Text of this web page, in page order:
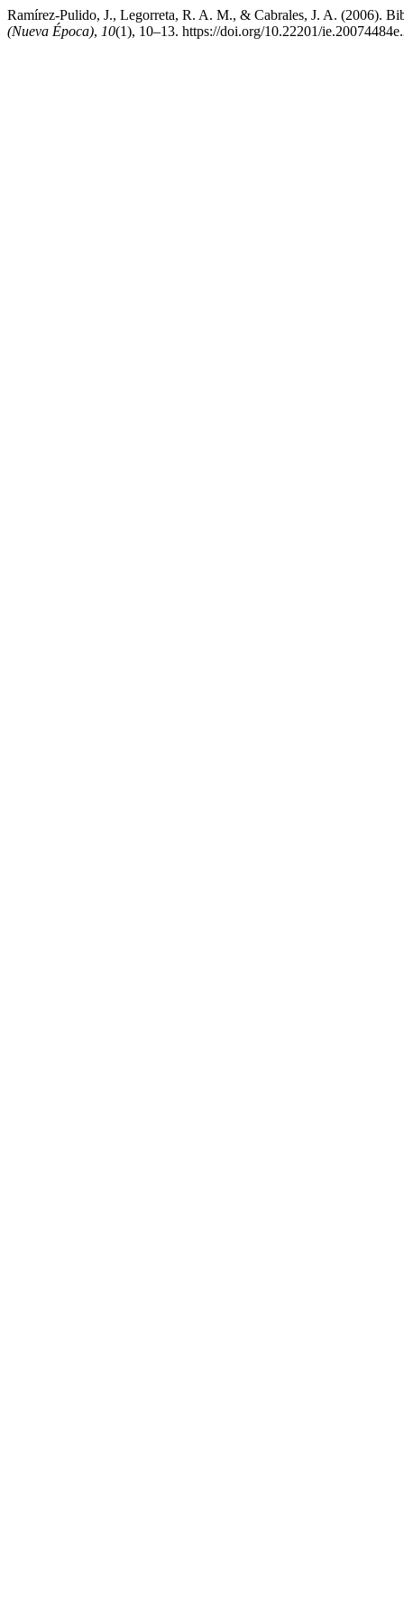
Ramírez-Pulido, J., Legorreta, R. A. M., & Cabrales, J. A. (2006).
(Nueva Época), 10(1), 10–13. https://doi.org/10.22201/